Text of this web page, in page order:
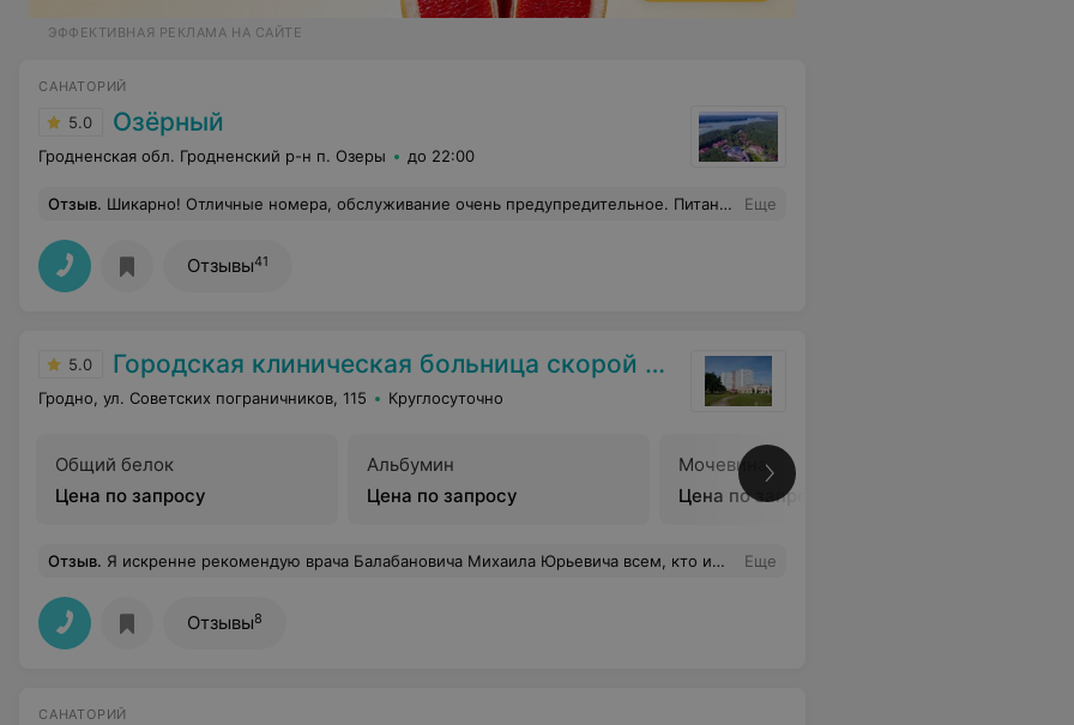
ЭФФЕКТИВНАЯ РЕКЛАМА НА САЙТЕ
САНАТОРИЙ
5.0 Озёрный
Гродненская обл. Гродненский р-н п. Озеры до 22:00
Отзыв. Шикарно! Отличные номера, обслуживание очень предупредительное. Питание, просто нет слов! Молодцы. Так держать! Еще
Отзывы41
5.0 Городская клиническая больница скорой медицинской помощи г. Гродно
Гродно, ул. Советских пограничников, 115 Круглосуточно
Общий белок
Цена по запросу
Альбумин
Цена по запросу
Мочевина
Цена по запросу
Отзыв. Я искренне рекомендую врача Балабановича Михаила Юрьевича всем, кто ищет квалифицированного специалиста в области травматологии и ортопедии. Его профессионализм, человечность и забота о пациентах делают его выдающимся врачом. Большое спасибо за вашу работу! Еще
Отзывы8
САНАТОРИЙ